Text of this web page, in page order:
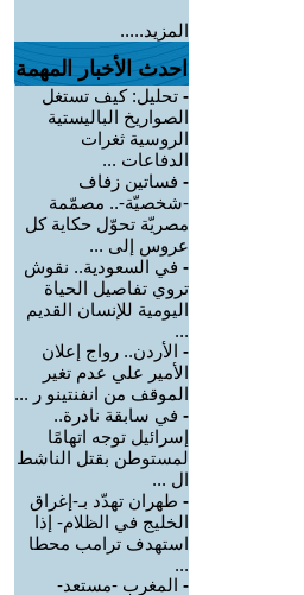
المزيد.....
احدث الأخبار المهمة
- تحليل: كيف تستغل
الصواريخ الباليستية
الروسية ثغرات
الدفاعات ...
- فساتين زفاف
-شخصيّة-.. مصمّمة
مصريّة تحوّل حكاية كل
عروس إلى ...
- في السعودية.. نقوش
تروي تفاصيل الحياة
اليومية للإنسان القديم
...
- الأردن.. رواج إعلان
الأمير علي عدم تغير
الموقف من انفنتينو ر ...
- في سابقة نادرة..
إسرائيل توجه اتهامًا
لمستوطن بقتل الناشط
ال ...
- طهران تهدّد بـ-إغراق
الخليج في الظلام- إذا
استهدف ترامب محطا
...
- المغرب -مستعد-